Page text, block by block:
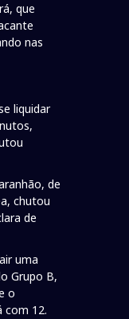
que
nas
liquidar
de
chutou
de
uma
Grupo B,
o
com 12.